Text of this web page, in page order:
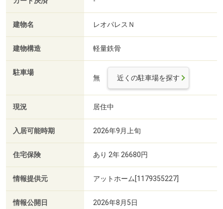
建物名 レオパレスＮ
建物構造 軽量鉄骨
駐車場
無 近くの駐車場を探す
現況 居住中
入居可能時期 2026年9月上旬
住宅保険 あり 2年 26680円
情報提供元 アットホーム[1179355227]
情報公開日 2026年8月5日